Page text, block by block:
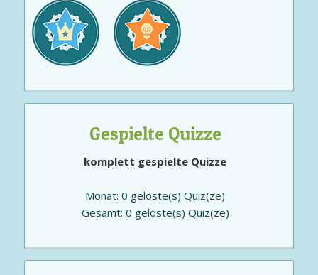
Gespielte Quizze
komplett gespielte Quizze
Monat: 0 gelöste(s) Quiz(ze)
Gesamt: 0 gelöste(s) Quiz(ze)